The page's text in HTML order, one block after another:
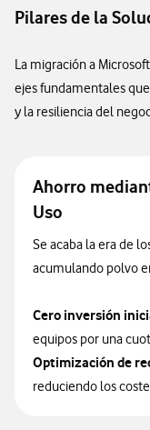
Pilares de la
La migración a
ejes fundamentales
y la resiliencia del
Ahorro
Uso
Se acaba la era de
acumulando polvo
Cero inversión
equipos por una
Optimización de
reduciendo los